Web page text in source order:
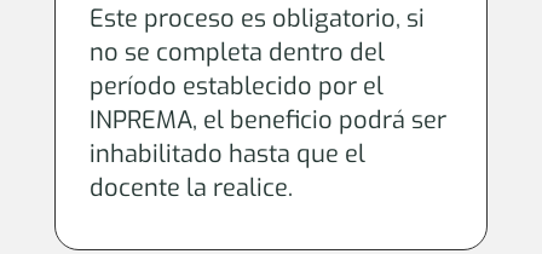
Este proceso es obligatorio, si
no se completa dentro del
período establecido por el
INPREMA, el beneficio podrá ser
inhabilitado hasta que el
docente la realice.